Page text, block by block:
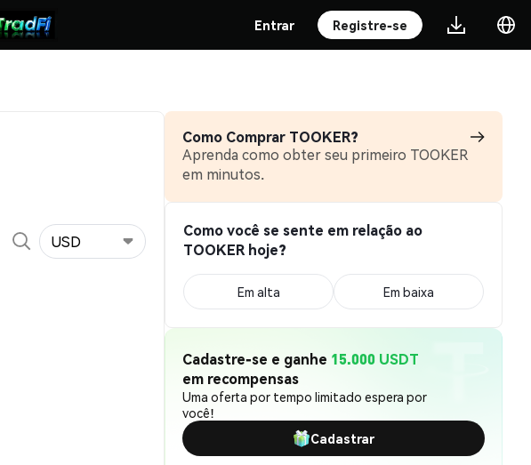
Entrar Registre-se
USD
Como Comprar TOOKER?
Aprenda como obter seu primeiro TOOKER
em minutos.
Como você se sente em relação ao
TOOKER hoje?
Em alta Em baixa
Cadastre-se e ganhe 15.000 USDT
em recompensas
Uma oferta por tempo limitado espera por
você!
Cadastrar